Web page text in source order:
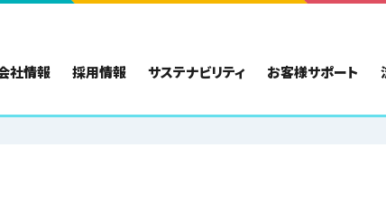
社情報 採用情報 サステナビリティ お客様サポート